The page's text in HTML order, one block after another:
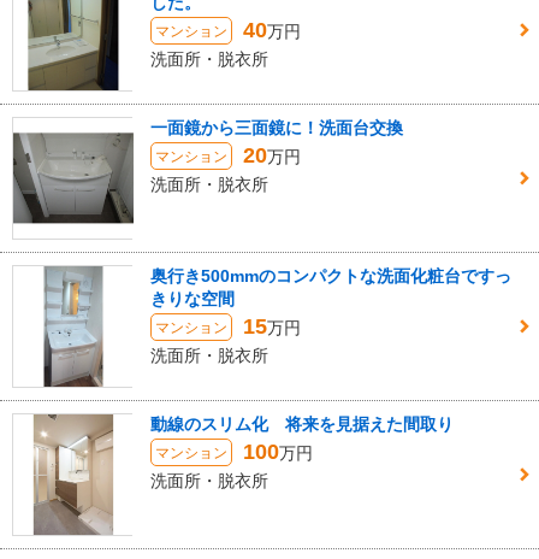
マンション 40万円
洗面所・脱衣所
一面鏡から三面鏡に！洗面台交換
マンション 20万円
洗面所・脱衣所
奥行き500mmのコンパクトな洗面化粧台ですっ
きりな空間
マンション 15万円
洗面所・脱衣所
動線のスリム化 将来を見据えた間取り
マンション 100万円
洗面所・脱衣所